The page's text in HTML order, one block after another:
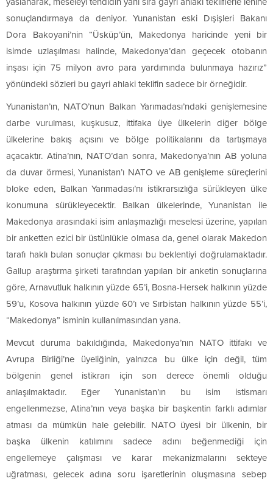
sonuçlandırmaya da deniyor. Yunanistan eski Dışişleri Bakanı
Dora Bakoyani’nin “Üsküp’ün, Makedonya haricinde yeni bir
isimde uzlaşılması halinde, Makedonya’dan geçecek otobanın
inşası için 75 milyon avro para yardımında bulunmaya hazırız”
yönündeki sözleri bu gayri ahlaki teklifin sadece bir örneğidir.
Yunanistan’ın, NATO’nun Balkan Yarımadası’ndaki genişlemesine
darbe vurulması, kuşkusuz, ittifaka üye ülkelerin diğer bölge
ülkelerine bakış açısını ve bölge politikalarını da tartışmaya
açacaktır. Atina’nın, NATO’dan sonra, Makedonya’nın AB yoluna
da duvar örmesi, Yunanistan’ı NATO ve AB genişleme süreçlerini
bloke eden, Balkan Yarımadası’nı istikrarsızlığa sürükleyen ülke
konumuna sürükleyecektir. Balkan ülkelerinde, Yunanistan ile
Makedonya arasındaki isim anlaşmazlığı meselesi üzerine, yapılan
bir anketten ezici bir üstünlükle olmasa da, genel olarak Makedon
tarafı haklı bulan sonuçlar çıkması bu beklentiyi doğrulamaktadır.
Gallup araştırma şirketi tarafından yapılan bir anketin sonuçlarına
göre, Arnavutluk halkının yüzde 65’i, Bosna-Hersek halkının yüzde
59’u, Kosova halkının yüzde 60’ı ve Sırbistan halkının yüzde 55’i,
“Makedonya” isminin kullanılmasından yana.
Mevcut duruma bakıldığında, Makedonya’nın NATO ittifakı ve
Avrupa Birliği’ne üyeliğinin, yalnızca bu ülke için değil, tüm
bölgenin genel istikrarı için son derece önemli olduğu
anlaşılmaktadır. Eğer Yunanistan’ın bu isim istismarı
engellenmezse, Atina’nın veya başka bir başkentin farklı adımlar
atması da mümkün hale gelebilir. NATO üyesi bir ülkenin, bir
başka ülkenin katılımını sadece adını beğenmediği için
engellemeye çalışması ve karar mekanizmalarını sekteye
uğratması, gelecek adına soru işaretlerinin oluşmasına sebep